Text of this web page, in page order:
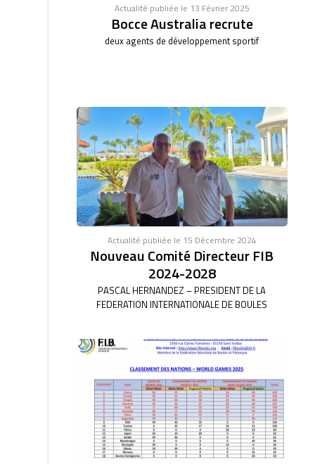
Actualité publiée le 13 Février 2025
Bocce Australia recrute
deux agents de développement sportif
Actualité publiée le 15 Décembre 2024
Nouveau Comité Directeur FIB
2024-2028
PASCAL HERNANDEZ – PRESIDENT DE LA
FEDERATION INTERNATIONALE DE BOULES